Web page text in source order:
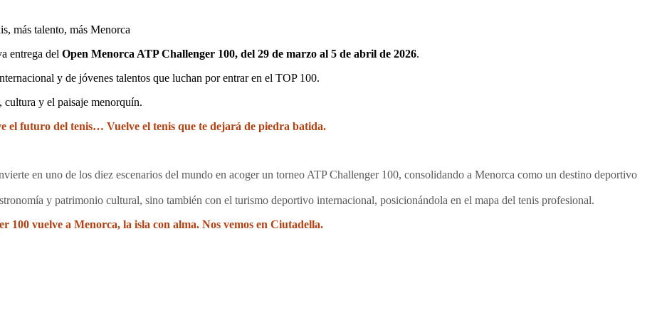
más talento, más Menorca
entrega delOpen Menorca ATP Challenger 100, del 29 de marzo al 5 de abril de 2026.
y de jóvenes talentos que luchan por entrar en el TOP 100.
cultura y el paisaje menorquín.
el futuro del tenis… Vuelve el tenis que te dejará de piedra batida.
en uno de los diez escenarios del mundo en acoger un torneo ATP Challenger 100, consolidando a Menorca como un destino deportivo
y patrimonio cultural, sino también con el turismo deportivo internacional, posicionándola en el mapa del tenis profesional.
vuelve a Menorca, la isla con alma. Nos vemos en Ciutadella.